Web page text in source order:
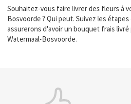
Souhaitez-vous faire livrer des fleurs à
Bosvoorde ? Qui peut. Suivez les
assurerons d'avoir un bouquet frais
Watermaal-Bosvoorde.